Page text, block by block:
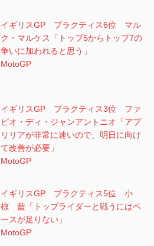
イギリスGP プラクティス6位 マル
ク・マルケス「トップ5からトップ7の
争いに加われると思う」
MotoGP
イギリスGP プラクティス3位 ファ
ビオ・ディ・ジャンアントニオ「アプ
リリアが非常に速いので、明日に向け
て改善が必要」
MotoGP
イギリスGP プラクティス5位 小
椋 藍「トップライダーと戦うにはペ
ースが足りない」
MotoGP